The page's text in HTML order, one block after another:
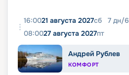
16:0021 августа 2027сб 7 дн/6
08:0027 августа 2027пт
Андрей Рублев
КОМФОРТ